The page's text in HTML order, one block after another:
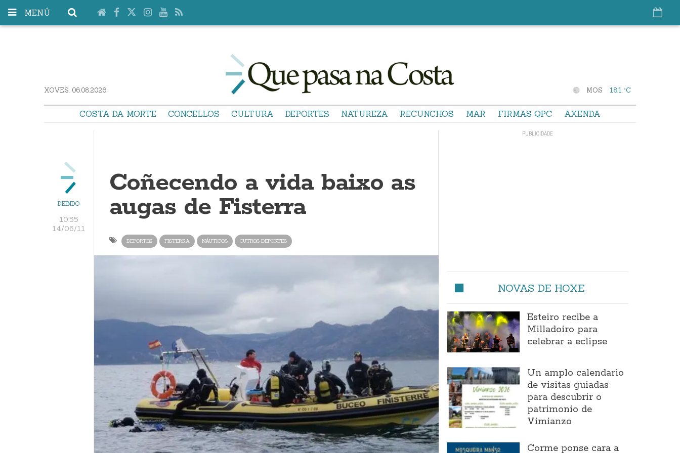
MENÚ
XOVES. 06.08.2026 MOS 18.1 °C
COSTA DA MORTE CONCELLOS CULTURA DEPORTES NATUREZA RECUNCHOS MAR FIRMAS QPC AXENDA
DEINDO
10:55
14/06/11
Coñecendo a vida baixo as
augas de Fisterra
DEPORTES FISTERRA NÁUTICOS OUTROS DEPORTES
NOVAS DE HOXE
Esteiro recibe a
Milladoiro para
celebrar a eclipse
Un amplo calendario
de visitas guiadas
para descubrir o
patrimonio de
Vimianzo
Corme ponse cara a